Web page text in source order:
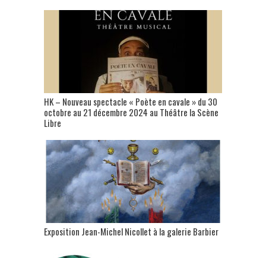
HK – Nouveau spectacle « Poète en cavale » du 30
octobre au 21 décembre 2024 au Théâtre la Scène
Libre
Exposition Jean-Michel Nicollet à la galerie Barbier